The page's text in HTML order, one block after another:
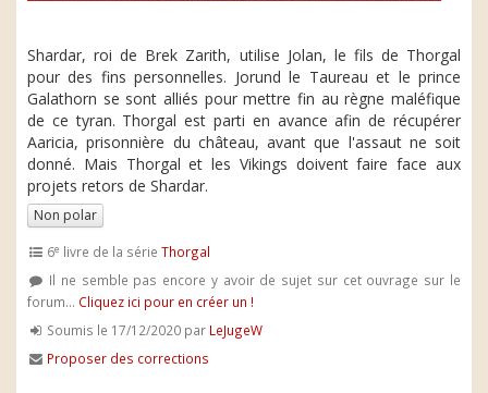
Shardar, roi de Brek Zarith, utilise Jolan, le fils de Thorgal
pour des fins personnelles. Jorund le Taureau et le prince
Galathorn se sont alliés pour mettre fin au règne maléfique
de ce tyran. Thorgal est parti en avance afin de récupérer
Aaricia, prisonnière du château, avant que l'assaut ne soit
donné. Mais Thorgal et les Vikings doivent faire face aux
projets retors de Shardar.
Non polar
6e livre de la sérieThorgal
Il ne semble pas encore y avoir de sujet sur cet ouvrage sur le
forum... Cliquez ici pour en créer un !
Soumis le 17/12/2020 par LeJugeW
Proposer des corrections